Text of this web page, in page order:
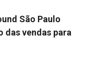
São Paulo
das vendas para